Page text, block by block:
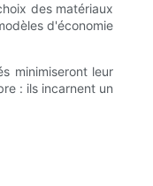
des matériaux
d'économie
minimiseront leur
: ils incarnent un